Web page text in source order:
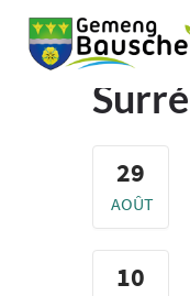
Surré
29
AOÛT
10